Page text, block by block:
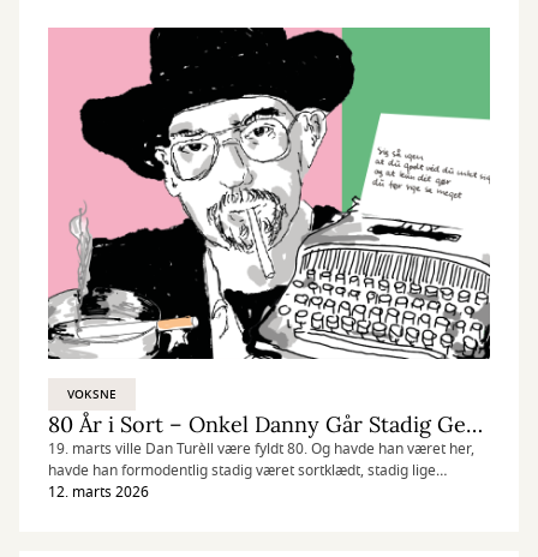
VOKSNE
80 År i Sort – Onkel Danny Går Stadig Gennem Byen Klokken 03.17
19. marts ville Dan Turèll være fyldt 80. Og havde han været her,
havde han formodentlig stadig været sortklædt, stadig lige
storbyforelsket og stadig på evig jagt efter nattens sidste åbne
12. marts 2026